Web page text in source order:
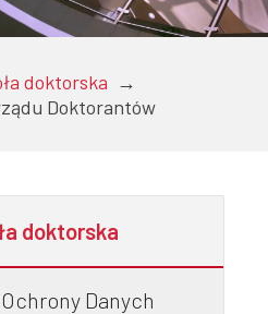
doktorska →
Doktorantów
doktorska
Danych